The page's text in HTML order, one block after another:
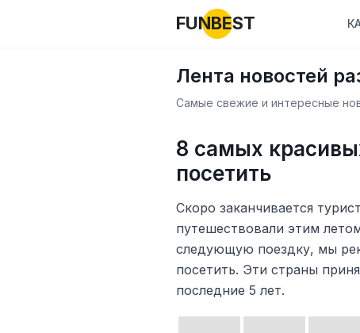
FUNBEST
Лента новостей
Самые свежие и интересные
8 самых
посетить
Скоро заканчивается
путешествовали этим
следующую поездку, мы
посетить. Эти страны
последние 5 лет.